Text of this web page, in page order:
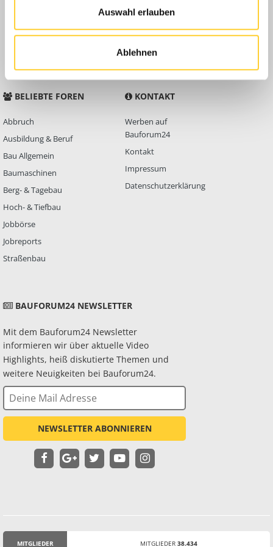
Auswahl erlauben
Ablehnen
Anleitungen
FAQ
Community Regeln
BELIEBTE FOREN
Abbruch
Ausbildung & Beruf
Bau Allgemein
Baumaschinen
Berg- & Tagebau
Hoch- & Tiefbau
Jobbörse
Jobreports
Straßenbau
KONTAKT
Werben auf
Bauforum24
Kontakt
Impressum
Datenschutzerklärung
BAUFORUM24 NEWSLETTER
Mit dem Bauforum24 Newsletter
informieren wir über aktuelle Video
Highlights, heiß diskutierte Themen und
weitere Neuigkeiten bei Bauforum24.
NEWSLETTER ABONNIEREN
MITGLIEDER MITGLIEDER 38.434